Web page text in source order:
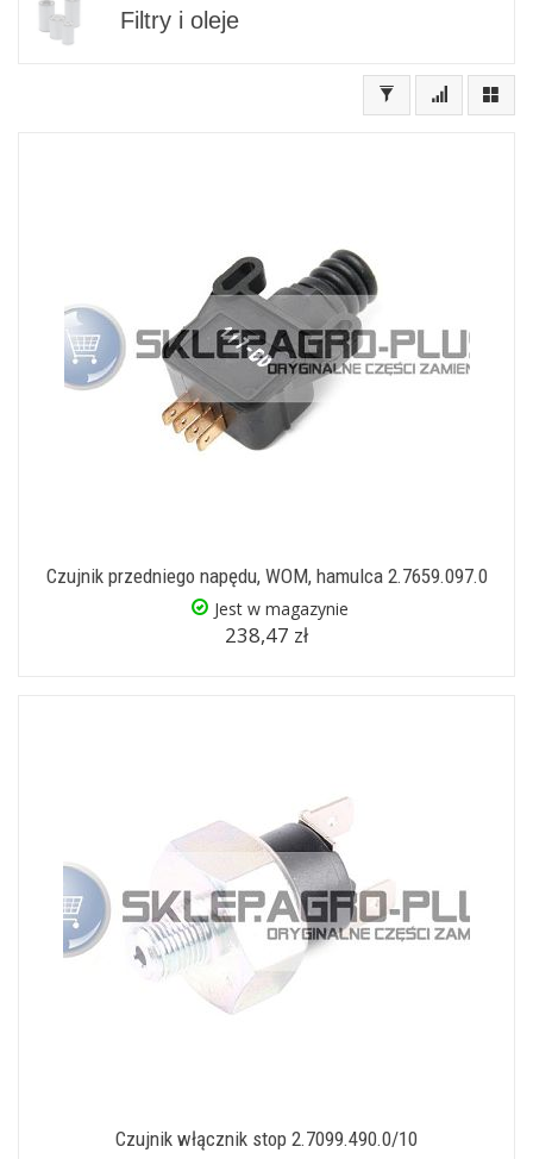
Filtry i oleje
Czujnik przedniego napędu, WOM, hamulca 2.7659.097.0
Jest w magazynie
238,47 zł
Czujnik włącznik stop 2.7099.490.0/10